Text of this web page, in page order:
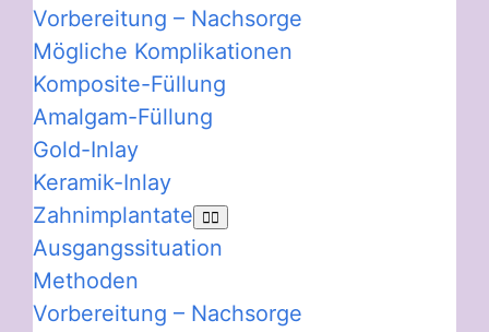
Vorbereitung – Nachsorge
Mögliche Komplikationen
Komposite-Füllung
Amalgam-Füllung
Gold-Inlay
Keramik-Inlay
Zahnimplantate
Ausgangssituation
Methoden
Vorbereitung – Nachsorge